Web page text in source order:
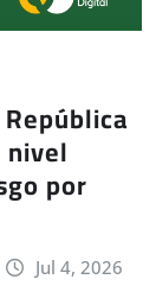
por
Jul 4, 2026